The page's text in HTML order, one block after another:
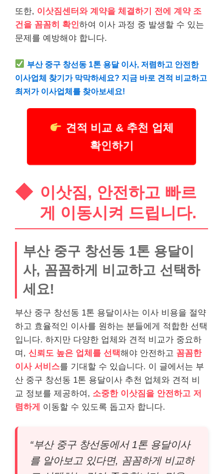
또한, 이삿짐센터와 계약을 체결하기 전에 계약 조
건을 꼼꼼히 확인하여 이사 과정 중 발생할 수 있는
문제를 예방해야 합니다.
부산 중구 창선동 1톤 용달 이사, 저렴하고 안전한
이사업체 찾기가 막막하세요? 지금 바로 견적 비교하고
최저가 이사업체를 찾아보세요!
견적 비교 & 추천 업체
확인하기
이삿짐, 안전하고 빠르
게 이동시켜 드립니다.
부산 중구 창선동 1톤 용달이
사, 꼼꼼하게 비교하고 선택하
세요!
부산 중구 창선동 1톤 용달이사는 이사 비용을 절약
하고 효율적인 이사를 원하는 분들에게 적합한 선택
입니다. 하지만 다양한 업체와 견적 비교가 중요하
며, 신뢰도 높은 업체를 선택해야 안전하고 꼼꼼한
이사 서비스를 기대할 수 있습니다. 이 글에서는 부
산 중구 창선동 1톤 용달이사 추천 업체와 견적 비
교 정보를 제공하여, 소중한 이삿짐을 안전하고 저
렴하게
이동할 수 있도록 돕고자 합니다.
“부산 중구 창선동에서 1톤 용달이사
를 알아보고 있다면, 꼼꼼하게 비교하